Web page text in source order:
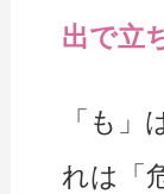
出で立
「も」
れは「